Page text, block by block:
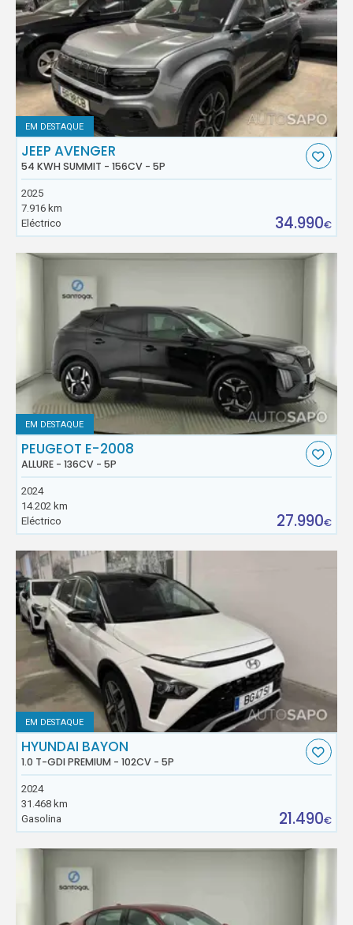
EM DESTAQUE
JEEP AVENGER
54 KWH SUMMIT - 156CV - 5P
2025
7.916 km
Eléctrico
34.990€
EM DESTAQUE
PEUGEOT E-2008
ALLURE - 136CV - 5P
2024
14.202 km
Eléctrico
27.990€
EM DESTAQUE
HYUNDAI BAYON
1.0 T-GDI PREMIUM - 102CV - 5P
2024
31.468 km
Gasolina
21.490€